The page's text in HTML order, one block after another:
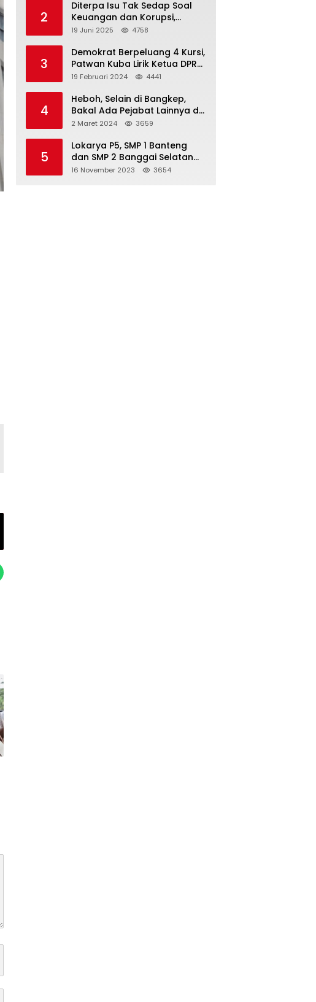
2
Diterpa Isu Tak Sedap Soal
Keuangan dan Korupsi,
Pemda Balut Sebut Isu Tak
19 Juni 2025 4758
3
Demokrat Berpeluang 4 Kursi,
Patwan Kuba Lirik Ketua DPRD
Banggai Laut
19 Februari 2024 4441
4
Heboh, Selain di Bangkep,
Bakal Ada Pejabat Lainnya di
Banggai Laut yang Bakal di
2 Maret 2024 3659
5
Lokarya P5, SMP 1 Banteng
dan SMP 2 Banggai Selatan
Curi Perhatian
16 November 2023 3654